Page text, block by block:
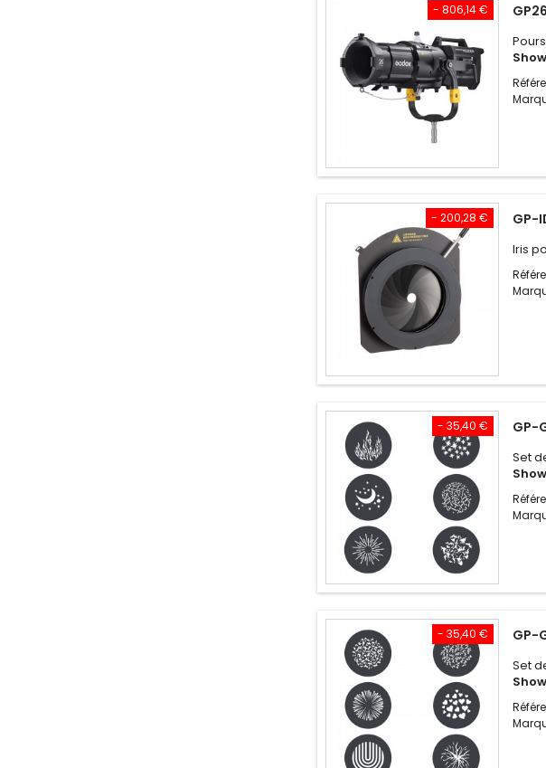
- 806,14 €
- 200,28 € GP-
Iris
- 35,40 € GP-
Set
- 35,40 € GP-
Set